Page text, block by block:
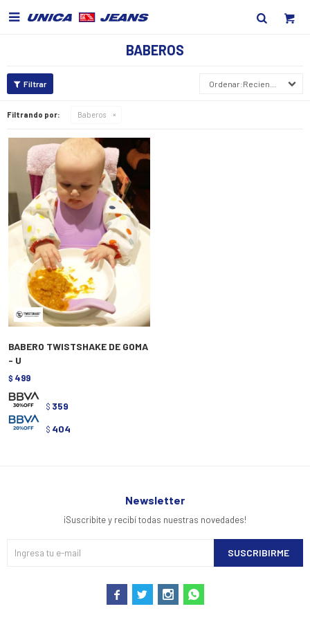

BABEROS
Recientes
Filtrando por: Baberos
BABERO TWISTSHAKE DE GOMA
- U
$ 499
$ 359
$ 404
Newsletter
¡Suscribite y recibí todas nuestras novedades!
SUSCRIBIRME
   